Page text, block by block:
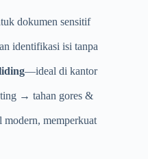
dokumen sensitif
identifikasi isi tanpa
—ideal di kantor
→ tahan gores &
modern, memperkuat